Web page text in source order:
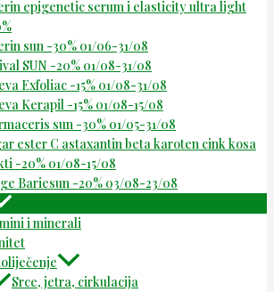
epigenetic serum i elasticity ultra light
sun -30% 01/06-31/08
SUN -20% 01/08-31/08
Exfoliac -15% 01/08-31/08
Kerapil -15% 01/08-15/08
sun -30% 01/05-31/08
ester C astaxantin beta karoten cink kosa
-20% 01/08-15/08
Bariesun -20% 03/08-23/08
i minerali
Srce, jetra, cirkulacija